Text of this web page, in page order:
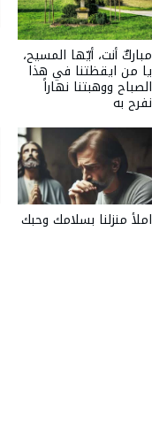
مباركٌ أنت، أيّها المسيح،
يا من ايقظتنا في هذا
الصباح ووهبتنا نهاراً
نفرح به
املأ منزلنا بسلامك وحبك